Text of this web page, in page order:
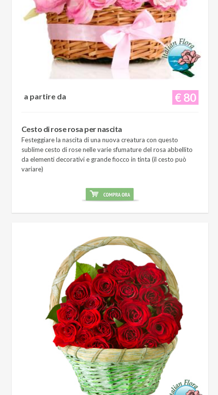
€ 80
a partire da
Cesto di rose rosa per nascita
Festeggiare la nascita di una nuova creatura con questo
sublime cesto di rose nelle varie sfumature del rosa abbellito
da elementi decorativi e grande fiocco in tinta (il cesto può
variare)